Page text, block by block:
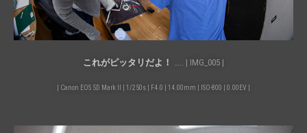
これがピッタリだよ！ ….. | IMG_005 |
| Canon EOS 5D Mark II | 1/250s | F4.0 | 14.00mm | ISO-800 | 0.00EV |